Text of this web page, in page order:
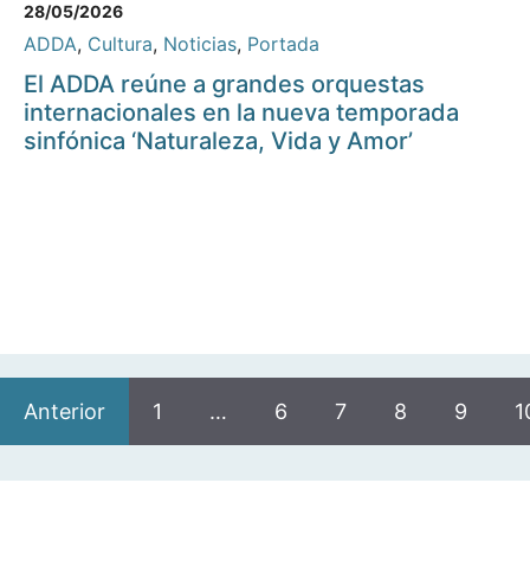
28/05/2026
ADDA, Cultura, Noticias, Portada
El ADDA reúne a grandes orquestas
internacionales en la nueva temporada
sinfónica ‘Naturaleza, Vida y Amor’
Anterior 1 … 6 7 8 9